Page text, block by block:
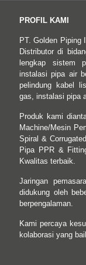
PROFIL KAMI
PT. Golden Piping
Distributor di
lengkap sistem
instalasi pipa air
pelindung kabel
gas, instalasi pipa
Produk kami
Machine/Mesin
Spiral &
Pipa PPR &
Kwalitas terbaik.
Jaringan
didukung oleh
berpengalaman.
Kami percaya
kolaborasi yang